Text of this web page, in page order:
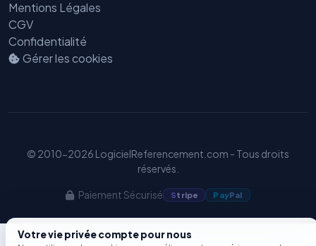
Mentions Légales
CGV
Confidentialité
Gérer les cookies
© 2010-2026 LogicielReferencement.com - Tous droits
réservés.
Paiement Sécurisé Stripe PayPal
Votre vie privée compte pour nous